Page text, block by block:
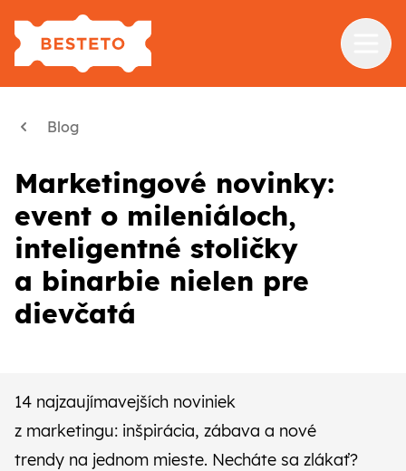
Referencie
Blog
O nás
Kontakt
CZ SK
Blog
Marketingové novinky:
event o mileniáloch,
inteligentné stoličky
a binarbie nielen pre
dievčatá
14 najzaujímavejších noviniek
z marketingu: inšpirácia, zábava a nové
trendy na jednom mieste. Necháte sa zlákať?